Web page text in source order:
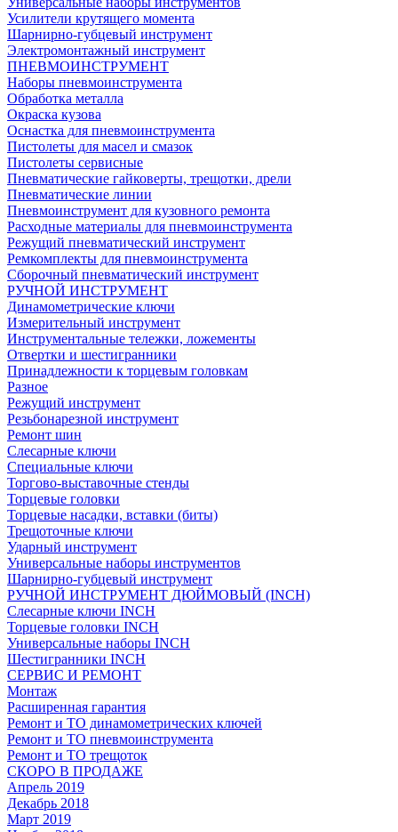
Усилители крутящего момента
Шарнирно-губцевый инструмент
Электромонтажный инструмент
ПНЕВМОИНСТРУМЕНТ
Наборы пневмоинструмента
Обработка металла
Окраска кузова
Оснастка для пневмоинструмента
Пистолеты для масел и смазок
Пистолеты сервисные
Пневматические гайковерты, трещотки, дрели
Пневматические линии
Пневмоинструмент для кузовного ремонта
Расходные материалы для пневмоинструмента
Режущий пневматический инструмент
Ремкомплекты для пневмоинструмента
Сборочный пневматический инструмент
РУЧНОЙ ИНСТРУМЕНТ
Динамометрические ключи
Измерительный инструмент
Инструментальные тележки, ложементы
Отвертки и шестигранники
Принадлежности к торцевым головкам
Разное
Режущий инструмент
Резьбонарезной инструмент
Ремонт шин
Слесарные ключи
Специальные ключи
Торгово-выставочные стенды
Торцевые головки
Торцевые насадки, вставки (биты)
Трещоточные ключи
Ударный инструмент
Универсальные наборы инструментов
Шарнирно-губцевый инструмент
РУЧНОЙ ИНСТРУМЕНТ ДЮЙМОВЫЙ (INCH)
Слесарные ключи INCH
Торцевые головки INCH
Универсальные наборы INCH
Шестигранники INCH
СЕРВИС И РЕМОНТ
Монтаж
Расширенная гарантия
Ремонт и ТО динамометрических ключей
Ремонт и ТО пневмоинструмента
Ремонт и ТО трещоток
СКОРО В ПРОДАЖЕ
Апрель 2019
Декабрь 2018
Март 2019